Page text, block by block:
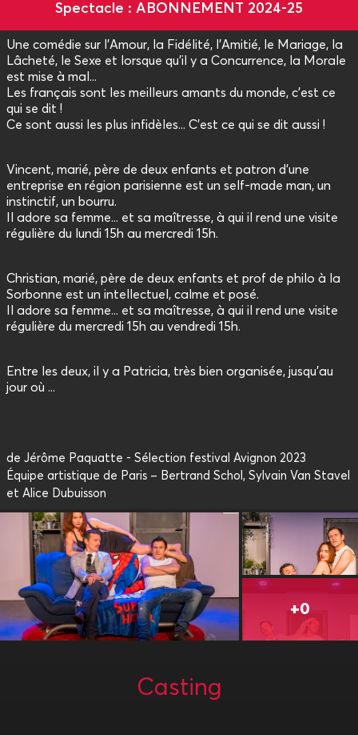
Spectacle : ABONNEMENT 2024-25
Une comédie sur l'Amour, la Fidélité, l'Amitié, le Mariage, la
Lâcheté, le Sexe et lorsque qu'il y a Concurrence, la Morale
est mise à mal...
Les français sont les meilleurs amants du monde, c'est ce
qui se dit !
Ce sont aussi les plus infidèles... C'est ce qui se dit aussi !
Vincent, marié, père de deux enfants et patron d'une
entreprise en région parisienne est un self-made man, un
instinctif, un bourru.
Il adore sa femme... et sa maîtresse, à qui il rend une visite
régulière du lundi 15h au mercredi 15h.
Christian, marié, père de deux enfants et prof de philo à la
Sorbonne est un intellectuel, calme et posé.
Il adore sa femme... et sa maîtresse, à qui il rend une visite
régulière du mercredi 15h au vendredi 15h.
Entre les deux, il y a Patricia, très bien organisée, jusqu'au
jour où ...
de Jérôme Paquatte - Sélection festival Avignon 2023
Équipe artistique de Paris – Bertrand Schol, Sylvain Van Stavel
et Alice Dubuisson
Casting